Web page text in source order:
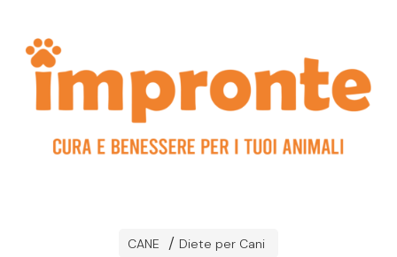
CANE Diete per Cani